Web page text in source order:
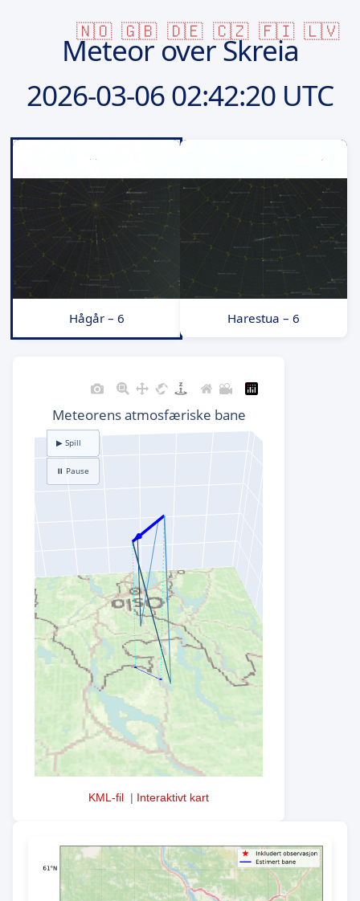
🇳🇴 🇬🇧 🇩🇪 🇨🇿 🇫🇮 🇱🇻
Meteor over Skreia
2026-03-0602:42:20 UTC
Hågår – 6 Harestua – 6
KML-fil | Interaktivt kart